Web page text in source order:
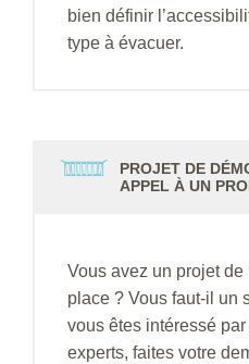
bien définir
type à évacuer.
PROJET DE
APPEL À UN
Vous avez un projet
place ? Vous faut-il un
vous êtes intéressé
experts, faites votre